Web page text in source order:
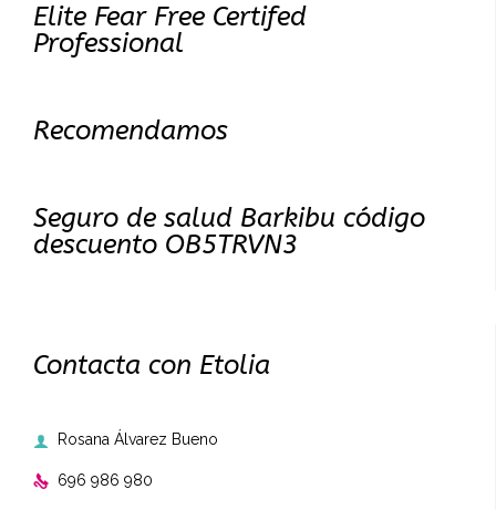
Elite Fear Free Certifed
Professional
Recomendamos
Seguro de salud Barkibu código
descuento OB5TRVN3
Contacta con Etolia
 Rosana Álvarez Bueno
 696 986 980